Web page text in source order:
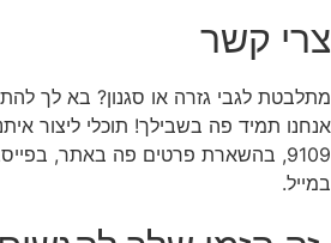
צרי קשר
מתלבטת לגבי גזרה או סגנון? בא לך
9109, בהשארת פרטים פה באתר,
במייל.